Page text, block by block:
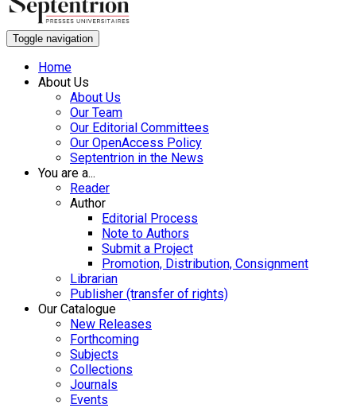
Toggle navigation
Home
About Us
About Us
Our Team
Our Editorial Committees
Our OpenAccess Policy
Septentrion in the News
You are a...
Reader
Author
Editorial Process
Note to Authors
Submit a Project
Promotion, Distribution, Consignment
Librarian
Publisher (transfer of rights)
Our Catalogue
New Releases
Forthcoming
Subjects
Collections
Journals
Events